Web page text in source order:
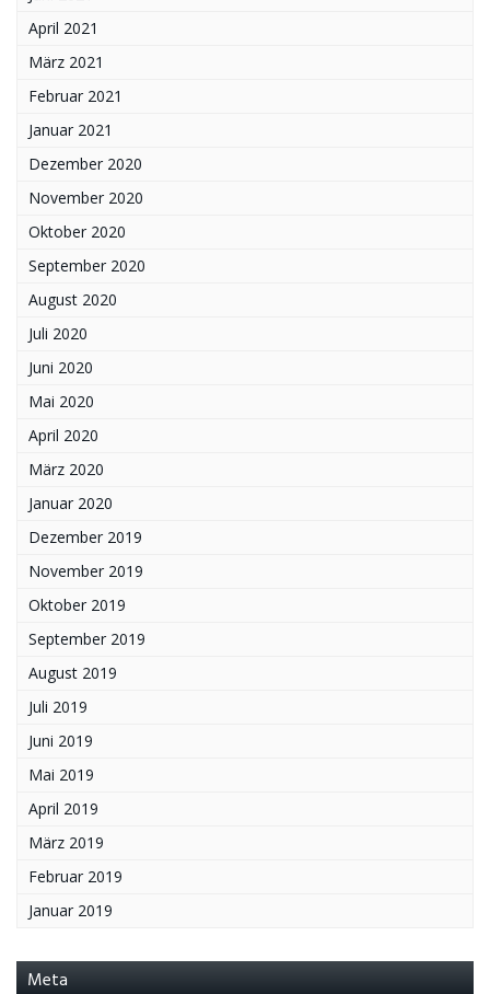
April 2021
März 2021
Februar 2021
Januar 2021
Dezember 2020
November 2020
Oktober 2020
September 2020
August 2020
Juli 2020
Juni 2020
Mai 2020
April 2020
März 2020
Januar 2020
Dezember 2019
November 2019
Oktober 2019
September 2019
August 2019
Juli 2019
Juni 2019
Mai 2019
April 2019
März 2019
Februar 2019
Januar 2019
Meta